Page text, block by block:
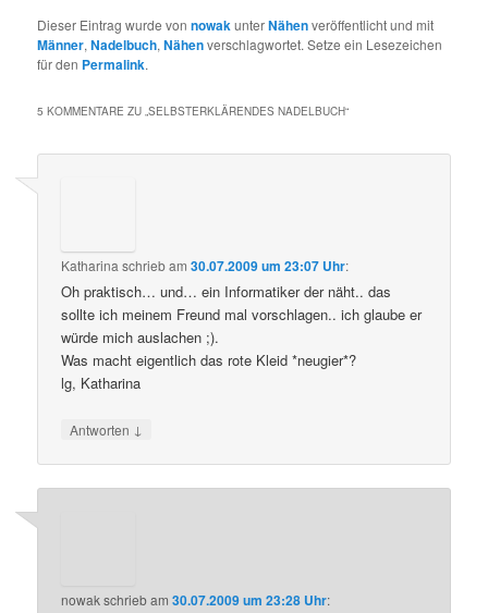
Dieser Eintrag wurde vonnowakunterNähenveröffentlicht und mit
Männer,Nadelbuch,Nähenverschlagwortet. Setze ein Lesezeichen
für den Permalink.
5 KOMMENTARE ZU „SELBSTERKLÄRENDES NADELBUCH“
Katharina schriebam30.07.2009 um 23:07 Uhr:
Oh praktisch… und… ein Informatiker der näht.. das
sollte ich meinem Freund mal vorschlagen.. ich glaube er
würde mich auslachen ;).
Was macht eigentlich das rote Kleid *neugier*?
lg, Katharina
Antworten ↓
nowakschriebam30.07.2009 um 23:28 Uhr: